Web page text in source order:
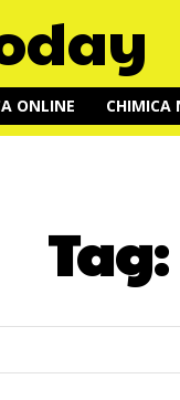
ONLINE CHIMICA
Tag: